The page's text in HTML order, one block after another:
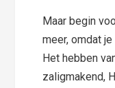
Maar begin
meer, omdat
Het hebben
zaligmakend,